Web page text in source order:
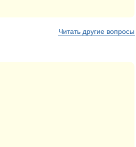
Читать другие вопросы